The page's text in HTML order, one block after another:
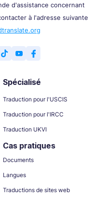
d'assistance concernant
à l'adresse suivante
Spécialisé
Traduction pour l'USCIS
Traduction pour l'IRCC
Traduction UKVI
Cas pratiques
Documents
Langues
Traductions de sites web